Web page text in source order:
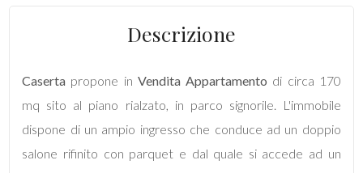
Descrizione
Caserta propone in Vendita Appartamento di circa 170
mq sito al piano rialzato, in parco signorile. L'immobile
dispone di un ampio ingresso che conduce ad un doppio
salone rifinito con parquet e dal quale si accede ad un
Totale